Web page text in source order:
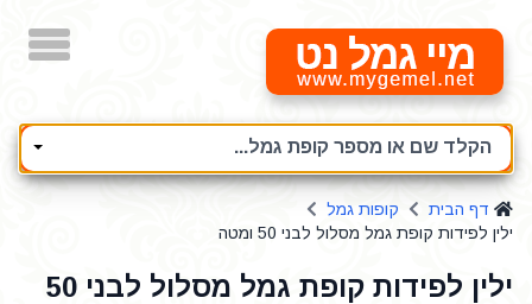
מיי גמל נט
הקלד שם או מספר קופת גמל...
דף הבית
קופות גמל
ילין לפידות קופת גמל מסלול לבני 50 ומטה
ילין לפידות קופת גמל מסלול לבני 50